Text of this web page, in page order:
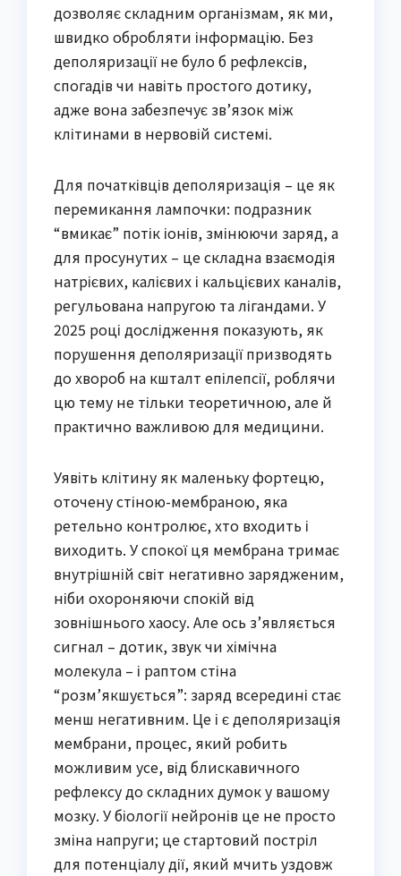
дозволяє складним організмам, як ми,
швидко обробляти інформацію. Без
деполяризації не було б рефлексів,
спогадів чи навіть простого дотику,
адже вона забезпечує зв’язок між
клітинами в нервовій системі.
Для початківців деполяризація – це як
перемикання лампочки: подразник
“вмикає” потік іонів, змінюючи заряд, а
для просунутих – це складна взаємодія
натрієвих, калієвих і кальцієвих каналів,
регульована напругою та лігандами. У
2025 році дослідження показують, як
порушення деполяризації призводять
до хвороб на кшталт епілепсії, роблячи
цю тему не тільки теоретичною, але й
практично важливою для медицини.
Уявіть клітину як маленьку фортецю,
оточену стіною-мембраною, яка
ретельно контролює, хто входить і
виходить. У спокої ця мембрана тримає
внутрішній світ негативно зарядженим,
ніби охороняючи спокій від
зовнішнього хаосу. Але ось з’являється
сигнал – дотик, звук чи хімічна
молекула – і раптом стіна
“розм’якшується”: заряд всередині стає
менш негативним. Це і є деполяризація
мембрани, процес, який робить
можливим усе, від блискавичного
рефлексу до складних думок у вашому
мозку. У біології нейронів це не просто
зміна напруги; це стартовий постріл
для потенціалу дії, який мчить уздовж